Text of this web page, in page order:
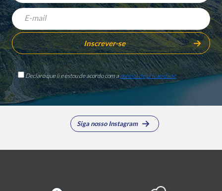
Declaro que li e estou de acordo com a política de privacidade
Siga nosso Instagram